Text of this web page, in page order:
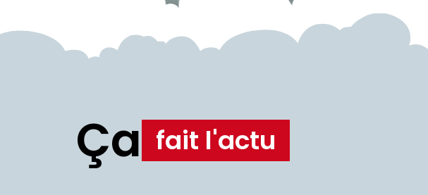
Ça fait l'actu